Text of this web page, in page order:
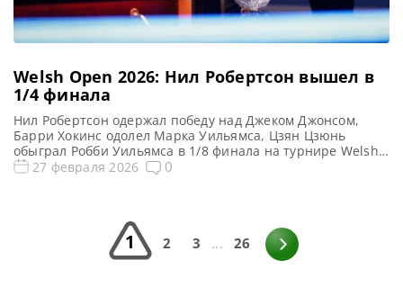
Welsh Open 2026: Нил Робертсон вышел в
1/4 финала
Нил Робертсон одержал победу над Джеком Джонсом,
Барри Хокинс одолел Марка Уильямса, Цзян Цзюнь
обыграл Робби Уильямса в 1/8 финала на турнире Welsh
Open 2026, сообщает WST Нил Робертсон, по
счетом 4-3 и вышел в […]
27 февраля 2026 0
1 2 3 ... 26